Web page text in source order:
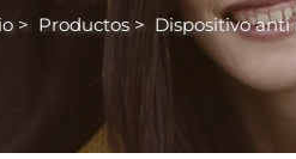
> Productos > Dispositivo